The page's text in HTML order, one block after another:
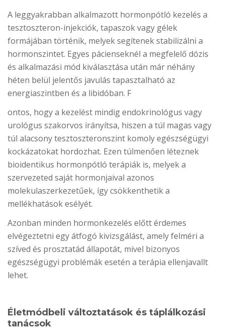
A leggyakrabban alkalmazott hormonpótló kezelés a
tesztoszteron-injekciók, tapaszok vagy gélek
formájában történik, melyek segítenek stabilizálni a
hormonszintet. Egyes pácienseknél a megfelelő dózis
és alkalmazási mód kiválasztása után már néhány
héten belül jelentős javulás tapasztalható az
energiaszintben és a libidóban. F
ontos, hogy a kezelést mindig endokrinológus vagy
urológus szakorvos irányítsa, hiszen a túl magas vagy
túl alacsony tesztoszteronszint komoly egészségügyi
kockázatokat hordozhat. Ezen túlmenően léteznek
bioidentikus hormonpótló terápiák is, melyek a
szervezeted saját hormonjaival azonos
molekulaszerkezetűek, így csökkenthetik a
mellékhatások esélyét.
Azonban minden hormonkezelés előtt érdemes
elvégeztetni egy átfogó kivizsgálást, amely felméri a
szíved és prosztatád állapotát, mivel bizonyos
egészségügyi problémák esetén a terápia ellenjavallt
lehet.
Életmódbeli változtatások és táplálkozási
tanácsok